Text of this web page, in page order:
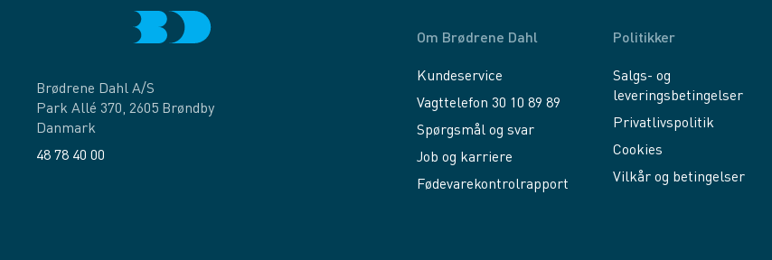
Brødrene Dahl A/S
Park Allé 370, 2605 Brøndby
Danmark
48 78 40 00
Om Brødrene Dahl
Kundeservice
Vagttelefon 30 10 89 89
Spørgsmål og svar
Job og karriere
Fødevarekontrolrapport
Politikker
Salgs- og
leveringsbetingelser
Privatlivspolitik
Cookies
Vilkår og betingelser